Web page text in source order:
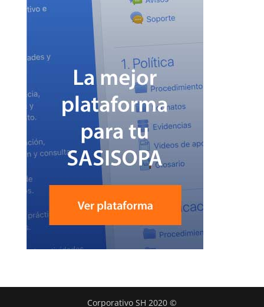
Corporativo SH 2020 ©